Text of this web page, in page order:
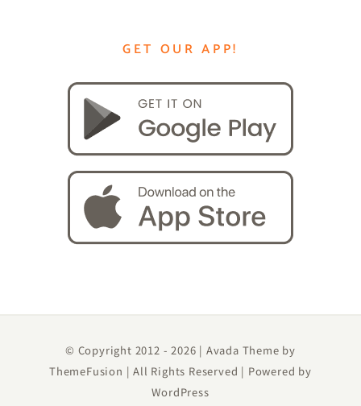
GET OUR APP!
© Copyright 2012 -2026 | Avada Theme by
ThemeFusion | All Rights Reserved | Powered by
WordPress